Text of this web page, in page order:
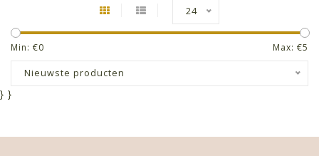
24
Min: €0 Max: €5
Nieuwste producten
} }